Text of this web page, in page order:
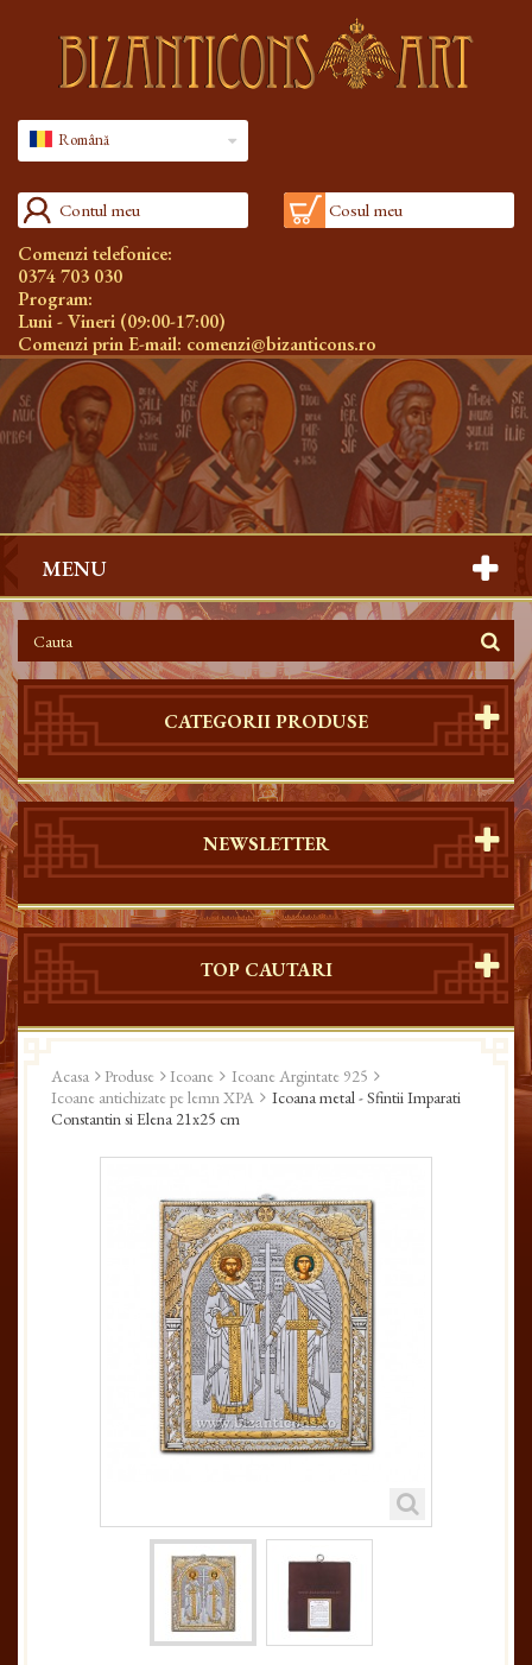
Română
Contul meu Cosul meu
Comenzi telefonice:
0374 703 030
Program:
Luni - Vineri (09:00-17:00)
Comenzi prin E-mail: comenzi@bizanticons.ro
MENU
CATEGORII PRODUSE
NEWSLETTER
TOP CAUTARI
Acasa Produse Icoane
Icoane Argintate 925
Icoane antichizate pe lemn XPA
Icoana metal - Sfintii Imparati
Constantin si Elena 21x25 cm